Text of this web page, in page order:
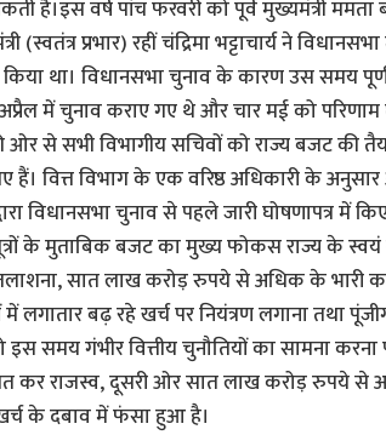
है।इस वर्ष पांच फरवरी को पूर्व मुख्यमंत्री ममता
(स्वतंत्र प्रभार) रहीं चंद्रिमा भट्टाचार्य ने
था। विधानसभा चुनाव के कारण उस समय
में चुनाव कराए गए थे और चार मई को
ओर से सभी विभागीय सचिवों को राज्य बजट की
हैं। वित्त विभाग के एक वरिष्ठ अधिकारी के
विधानसभा चुनाव से पहले जारी घोषणापत्र में
के मुताबिक बजट का मुख्य फोकस राज्य के
सात लाख करोड़ रुपये से अधिक के भारी
लगातार बढ़ रहे खर्च पर नियंत्रण लगाना तथा
इस समय गंभीर वित्तीय चुनौतियों का सामना करना
कर राजस्व, दूसरी ओर सात लाख करोड़ रुपये से
के दबाव में फंसा हुआ है।